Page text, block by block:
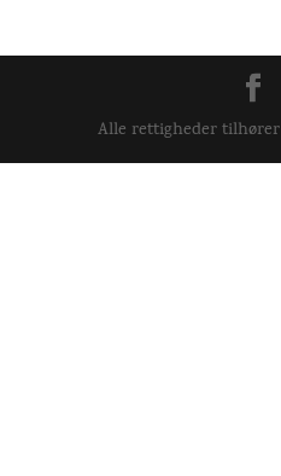
Alle rettigheder tilhører